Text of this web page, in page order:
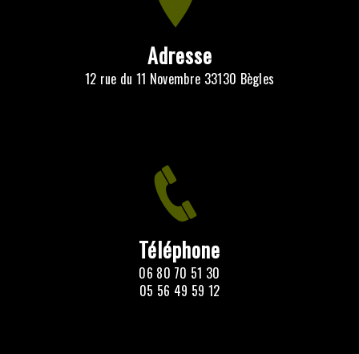
Adresse
12 rue du 11 Novembre 33130 Bègles
Téléphone
06 80 70 51 30
05 56 49 59 12